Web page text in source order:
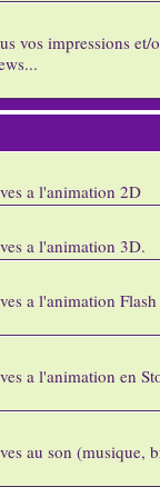
vos impressions et/
a l'animation 2D
a l'animation 3D.
a l'animation
a l'animation en
au son (musique,